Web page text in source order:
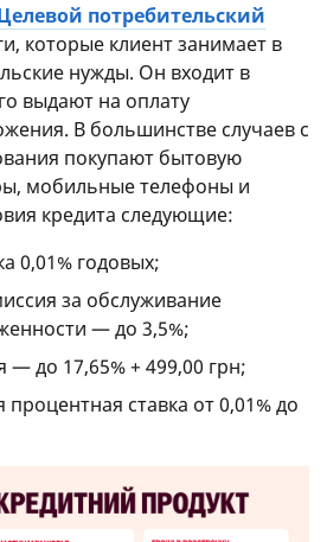
потребительский
которые клиент занимает в
нужды. Он входит в
выдают на оплату
В большинстве случаев с
покупают бытовую
мобильные телефоны и
кредита следующие:
0,01% годовых;
за обслуживание
— до 3,5%;
— до 17,65% + 499,00 грн;
процентная ставка от 0,01% до